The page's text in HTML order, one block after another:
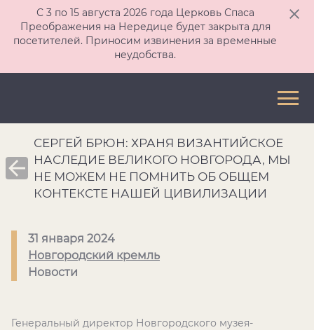
С 3 по 15 августа 2026 года Церковь Спаса
Преображения на Нередице будет закрыта для
посетителей. Приносим извинения за временные
неудобства.
СЕРГЕЙ БРЮН: ХРАНЯ ВИЗАНТИЙСКОЕ
НАСЛЕДИЕ ВЕЛИКОГО НОВГОРОДА, МЫ
НЕ МОЖЕМ НЕ ПОМНИТЬ ОБ ОБЩЕМ
КОНТЕКСТЕ НАШЕЙ ЦИВИЛИЗАЦИИ
31 января 2024
Новгородский кремль
Новости
Генеральный директор Новгородского музея-